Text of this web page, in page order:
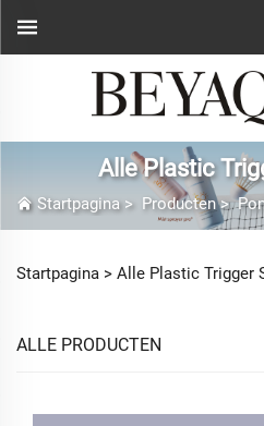
Alle Plastic
Startpagina> Producten>
Startpagina > Alle Plastic Trigger
ALLE PRODUCTEN